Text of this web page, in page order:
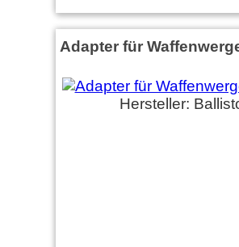
Adapter für
Hersteller: